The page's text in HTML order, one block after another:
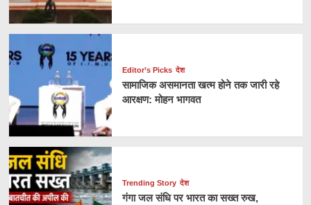
Editor’s Picks देश
सामाजिक असमानता खत्म होने तक जारी रहे
आरक्षण: मोहन भागवत
Trending Story देश
गंगा जल संधि पर भारत का सख्त रुख,